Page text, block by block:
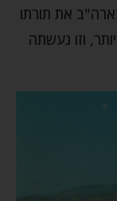
את תורתו
וזו נעשתה